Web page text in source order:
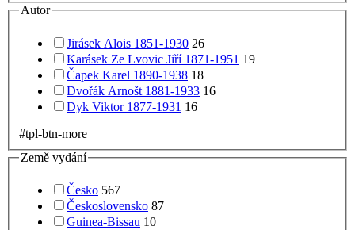
Autor
Jirásek Alois 1851-1930 26
Karásek Ze Lvovic Jiří 1871-1951 19
Čapek Karel 1890-1938 18
Dvořák Arnošt 1881-1933 16
Dyk Viktor 1877-1931 16
#tpl-btn-more
Země vydání
Česko 567
Československo 87
Guinea-Bissau 10